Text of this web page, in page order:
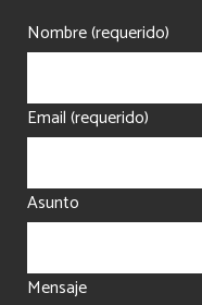
Nombre (requerido)
Email (requerido)
Asunto
Mensaje